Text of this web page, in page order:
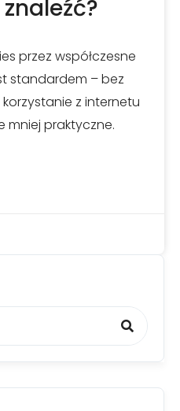
przez współczesne
standardem – bez
z internetu
mniej praktyczne.